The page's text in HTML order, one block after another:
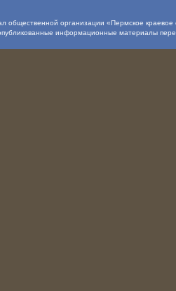
общественной организации «Пермское
информационные материалы